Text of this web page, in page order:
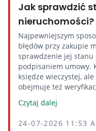
Jak sprawdzić
nieruchomości?
Najpewniejszym
błędów przy zakupie
sprawdzenie jej stanu
podpisaniem umowy.
księdze wieczystej,
obejmuje też
Czytaj dalej
24-07-2026 11:53